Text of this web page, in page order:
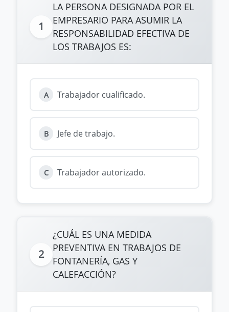
1
LA PERSONA DESIGNADA POR EL
EMPRESARIO PARA ASUMIR LA
RESPONSABILIDAD EFECTIVA DE
LOS TRABAJOS ES:
A Trabajador cualificado.
B Jefe de trabajo.
C Trabajador autorizado.
2
¿CUÁL ES UNA MEDIDA
PREVENTIVA EN TRABAJOS DE
FONTANERÍA, GAS Y
CALEFACCIÓN?